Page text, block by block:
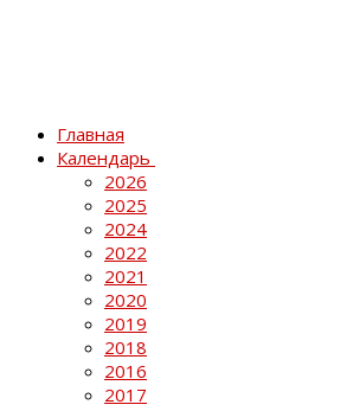
Главная
Календарь
2026
2025
2024
2022
2021
2020
2019
2018
2016
2017